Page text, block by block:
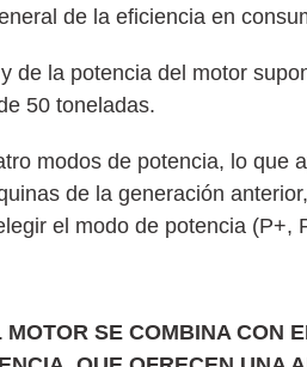
de la eficiencia en
de la potencia del motor
50 toneladas.
modos de potencia, lo que
de la generación
el modo de potencia (P+,
SE COMBINA CON